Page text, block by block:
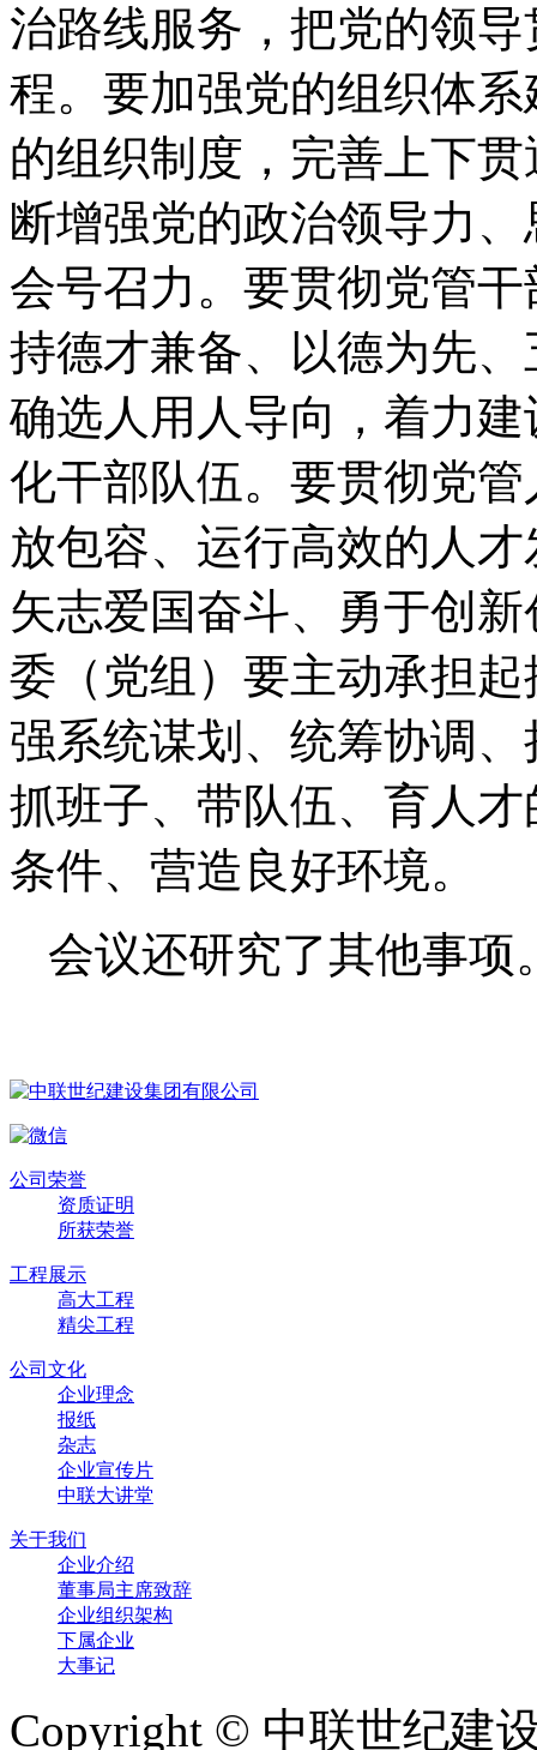
治路线服务，把党的领
程。要加强党的组织体
的组织制度，完善上下
断增强党的政治领导力
会号召力。要贯彻党管
持德才兼备、以德为先
确选人用人导向，着力
化干部队伍。要贯彻党
放包容、运行高效的人
矢志爱国奋斗、勇于创
委（党组）要主动承担
强系统谋划、统筹协调
抓班子、带队伍、育人
条件、营造良好环境。
会议还研究了其他事项
公司荣誉
资质证明
所获荣誉
工程展示
高大工程
精尖工程
公司文化
企业理念
报纸
杂志
企业宣传片
中联大讲堂
关于我们
企业介绍
董事局主席致辞
企业组织架构
下属企业
大事记
Copyright © 中联世纪建